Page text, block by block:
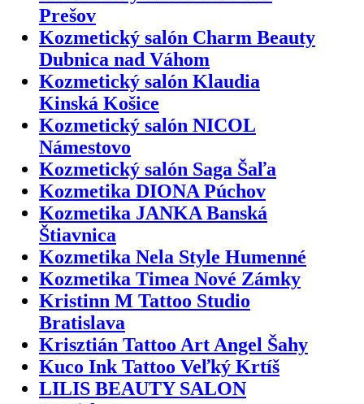
Prešov
Kozmetický salón Charm Beauty
Dubnica nad Váhom
Kozmetický salón Klaudia
Kinská Košice
Kozmetický salón NICOL
Námestovo
Kozmetický salón Saga Šaľa
Kozmetika DIONA Púchov
Kozmetika JANKA Banská
Štiavnica
Kozmetika Nela Style Humenné
Kozmetika Timea Nové Zámky
Kristinn M Tattoo Studio
Bratislava
Krisztián Tattoo Art Angel Šahy
Kuco Ink Tattoo Veľký Krtíš
LILIS BEAUTY SALON